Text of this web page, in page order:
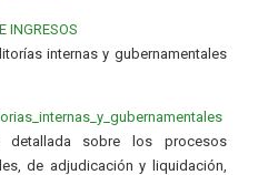
INGRESOS
internas y gubernamentales
detallada sobre los procesos
de adjudicación y liquidación,